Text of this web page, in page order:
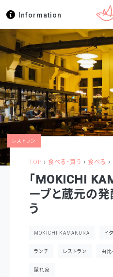
Information
TOP › 食べる・買う › 食べる ›
レストラン
「MOKICHI
ーブと蔵元の
う
MOKICHI KAMAKURA イ
ランチ レストラン 由比
隠れ家